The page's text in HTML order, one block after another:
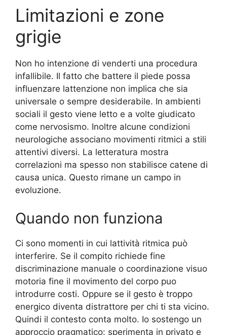
Limitazioni e zone
grigie
Non ho intenzione di venderti una procedura
infallibile. Il fatto che battere il piede possa
influenzare lattenzione non implica che sia
universale o sempre desiderabile. In ambienti
sociali il gesto viene letto e a volte giudicato
come nervosismo. Inoltre alcune condizioni
neurologiche associano movimenti ritmici a stili
attentivi diversi. La letteratura mostra
correlazioni ma spesso non stabilisce catene di
causa unica. Questo rimane un campo in
evoluzione.
Quando non funziona
Ci sono momenti in cui lattività ritmica può
interferire. Se il compito richiede fine
discriminazione manuale o coordinazione visuo
motoria fine il movimento del corpo puo
introdurre costi. Oppure se il gesto è troppo
energico diventa distrattore per chi ti sta vicino.
Quindi il contesto conta molto. Io sostengo un
approccio pragmatico: sperimenta in privato e